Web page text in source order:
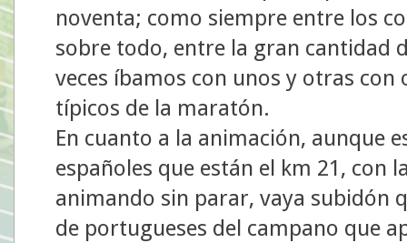
noventa; como siempre entre los
sobre todo, entre la gran cantidad
veces íbamos con unos y otras
típicos de la maratón.
En cuanto a la animación, aunque
españoles que están el km 21, con
animando sin parar, vaya subidón
de portugueses del campano que